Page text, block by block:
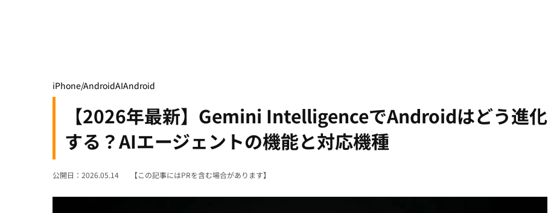
iPhone/AndroidAIAndroid
【2026年最新】Gemini IntelligenceでAndroidはどう進化
する？AIエージェントの機能と対応機種
公開日：2026.05.14 【この記事にはPRを含む場合があります】